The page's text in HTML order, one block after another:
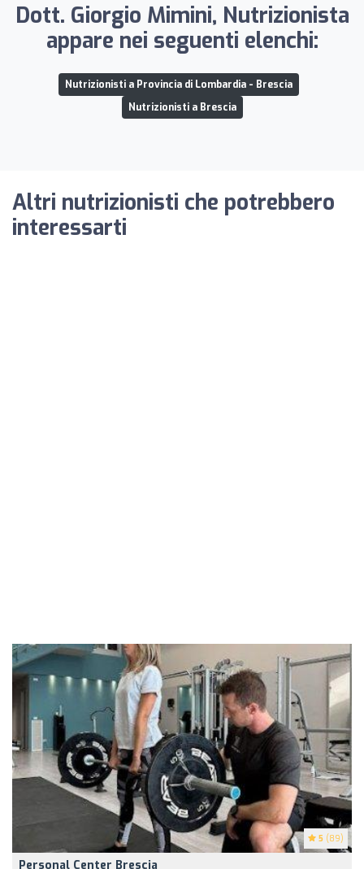
Dott. Giorgio Mimini, Nutrizionista
appare nei seguenti elenchi:
Nutrizionisti a Provincia di Lombardia - Brescia
Nutrizionisti a Brescia
Altri nutrizionisti che potrebbero
interessarti
5 (89)
Personal Center Brescia